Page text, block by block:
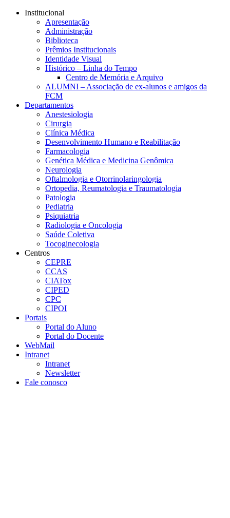
Conteúdo principal
Institucional
Apresentação
Administração
Biblioteca
Prêmios Institucionais
Identidade Visual
Histórico – Linha do Tempo
Centro de Memória e Arquivo
ALUMNI – Associação de ex-alunos e amigos da
FCM
Departamentos
Anestesiologia
Cirurgia
Clínica Médica
Desenvolvimento Humano e Reabilitação
Farmacologia
Genética Médica e Medicina Genômica
Neurologia
Oftalmologia e Otorrinolaringologia
Ortopedia, Reumatologia e Traumatologia
Patologia
Pediatria
Psiquiatria
Radiologia e Oncologia
Saúde Coletiva
Tocoginecologia
Centros
CEPRE
CCAS
CIATox
CIPED
CPC
CIPOI
Portais
Portal do Aluno
Portal do Docente
WebMail
Intranet
Intranet
Newsletter
Fale conosco